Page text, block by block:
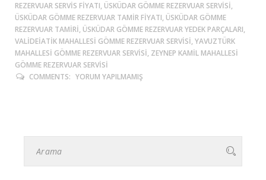
REZERVUAR SERVIS FIYATI, ÜSKÜDAR GÖMME REZERVUAR SERVISI,
ÜSKÜDAR GÖMME REZERVUAR TAMIR FIYATI, ÜSKÜDAR GÖMME
REZERVUAR TAMIRI, ÜSKÜDAR GÖMME REZERVUAR YEDEK PARÇALARI,
VALIDEIATIK MAHALLESI GÖMME REZERVUAR SERVISI, YAVUZTÜRK
MAHALLESI GÖMME REZERVUAR SERVISI, ZEYNEP KAMIL MAHALLESI
GÖMME REZERVUAR SERVISI
COMMENTS: YORUM YAPILMAMIŞ